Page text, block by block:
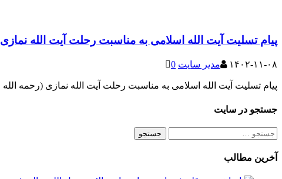
پیام تسلیت آیت الله اسلامی به مناسبت رحلت آیت الله
۱۴۰۲-۱۱-۰۸ مدیر سایت 0
پیام تسلیت آیت الله اسلامی به مناسبت رحلت آیت الله نمازی (رحمه
جستجو در سایت
جستجو
آخرین مطالب